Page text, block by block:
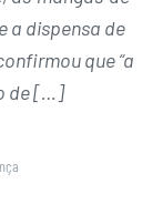
a dispensa de
que “a
de […]